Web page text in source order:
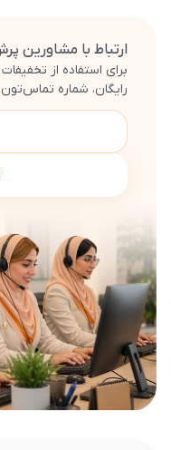
ارتباط با مشاورین
برای استفاده از
رایگان، شماره